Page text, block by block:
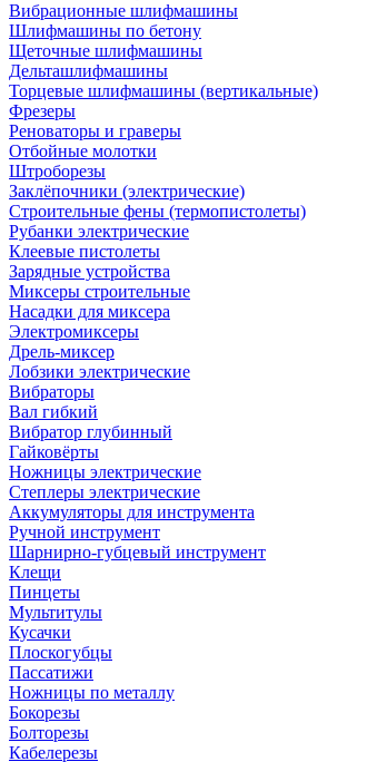
Вибрационные шлифмашины
Шлифмашины по бетону
Щеточные шлифмашины
Дельташлифмашины
Торцевые шлифмашины (вертикальные)
Фрезеры
Реноваторы и граверы
Отбойные молотки
Штроборезы
Заклёпочники (электрические)
Строительные фены (термопистолеты)
Рубанки электрические
Клеевые пистолеты
Зарядные устройства
Миксеры строительные
Насадки для миксера
Электромиксеры
Дрель-миксер
Лобзики электрические
Вибраторы
Вал гибкий
Вибратор глубинный
Гайковёрты
Ножницы электрические
Степлеры электрические
Аккумуляторы для инструмента
Ручной инструмент
Шарнирно-губцевый инструмент
Клещи
Пинцеты
Мультитулы
Кусачки
Плоскогубцы
Пассатижи
Ножницы по металлу
Бокорезы
Болторезы
Кабелерезы